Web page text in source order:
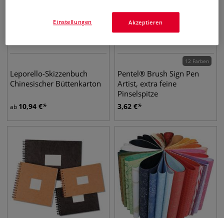
Leporello-Skizzenbuch
Chinesischer Büttenkarton
ab 10,94 €
12 Farben
Pentel® Brush Sign Pen
Artist, extra feine
Pinselspitze
3,62 €
Akzeptieren
Einstellungen